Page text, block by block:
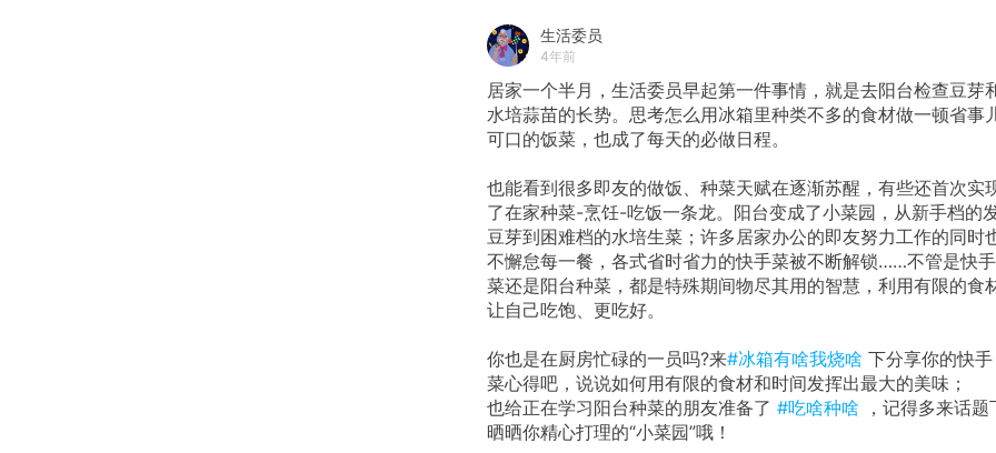
生活委员
4年前
居家一个半月，生活委员早起第一件事情，就是去阳台检查豆芽
水培蒜苗的长势。思考怎么用冰箱里种类不多的食材做一顿省事
可口的饭菜，也成了每天的必做日程。
也能看到很多即友的做饭、种菜天赋在逐渐苏醒，有些还首次实
了在家种菜-烹饪-吃饭一条龙。阳台变成了小菜园，从新手档的
豆芽到困难档的水培生菜；许多居家办公的即友努力工作的同时
不懈怠每一餐，各式省时省力的快手菜被不断解锁……不管是快手
菜还是阳台种菜，都是特殊期间物尽其用的智慧，利用有限的食
让自己吃饱、更吃好。
你也是在厨房忙碌的一员吗?来#冰箱有啥我烧啥 下分享你的快手
菜心得吧，说说如何用有限的食材和时间发挥出最大的美味；
也给正在学习阳台种菜的朋友准备了 #吃啥种啥
，记得多来话题
晒晒你精心打理的“小菜园”哦！